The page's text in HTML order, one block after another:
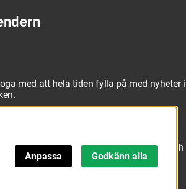
med att hela tiden fylla på med nyheter i
basketskor från välkända märken som
ger maximal rörelsefrihet, både på och
Anpassa Godkänn alla